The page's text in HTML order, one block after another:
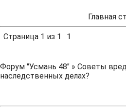
Главная
Страница 1 из 1 1
Форум "Усмань 48" » Советы
наследственных делах?